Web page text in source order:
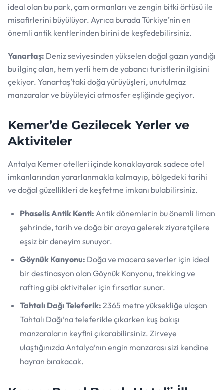
ideal olan bu park, çam ormanları ve zengin bitki örtüsü ile
misafirlerini büyülüyor. Ayrıca burada Türkiye’nin en
önemli antik kentlerinden birini de keşfedebilirsiniz.
Yanartaş: Deniz seviyesinden yükselen doğal gazın yandığı
bu ilginç alan, hem yerli hem de yabancı turistlerin ilgisini
çekiyor. Yanartaş’taki doğa yürüyüşleri, unutulmaz
manzaralar ve büyüleyici atmosfer eşliğinde geçiyor.
Kemer’de Gezilecek Yerler ve
Aktiviteler
Antalya Kemer otelleri içinde konaklayarak sadece otel
imkanlarından yararlanmakla kalmayıp, bölgedeki tarihi
ve doğal güzellikleri de keşfetme imkanı bulabilirsiniz.
Phaselis Antik Kenti: Antik dönemlerin bu önemli liman
şehrinde, tarih ve doğa bir araya gelerek ziyaretçilere
eşsiz bir deneyim sunuyor.
Göynük Kanyonu: Doğa ve macera severler için ideal
bir destinasyon olan Göynük Kanyonu, trekking ve
rafting gibi aktiviteler için fırsatlar sunar.
Tahtalı Dağı Teleferik: 2365 metre yüksekliğe ulaşan
Tahtalı Dağı’na teleferikle çıkarken kuş bakışı
manzaraların keyfini çıkarabilirsiniz. Zirveye
ulaştığınızda Antalya’nın engin manzarası sizi kendine
hayran bırakacak.